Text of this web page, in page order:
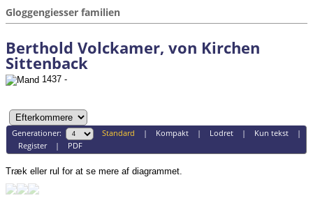
Gloggengiesser familien
Berthold Volckamer, von Kirchen
Sittenback
1437 -
Generationer: Standard | Kompakt| Lodret| Kun tekst|
Register| PDF
Træk eller rul for at se mere af diagrammet.